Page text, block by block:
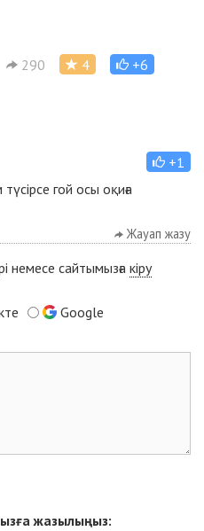
290 4 +6
+1
гой осы оқиға
Жауап жазу
немесе сайтымызға кіру
Google
жазылыңыз: